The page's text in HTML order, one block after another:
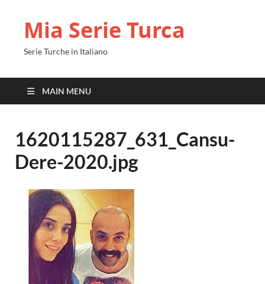
Mia Serie Turca
Serie Turche in Italiano
MAIN MENU
1620115287_631_Cansu-
Dere-2020.jpg